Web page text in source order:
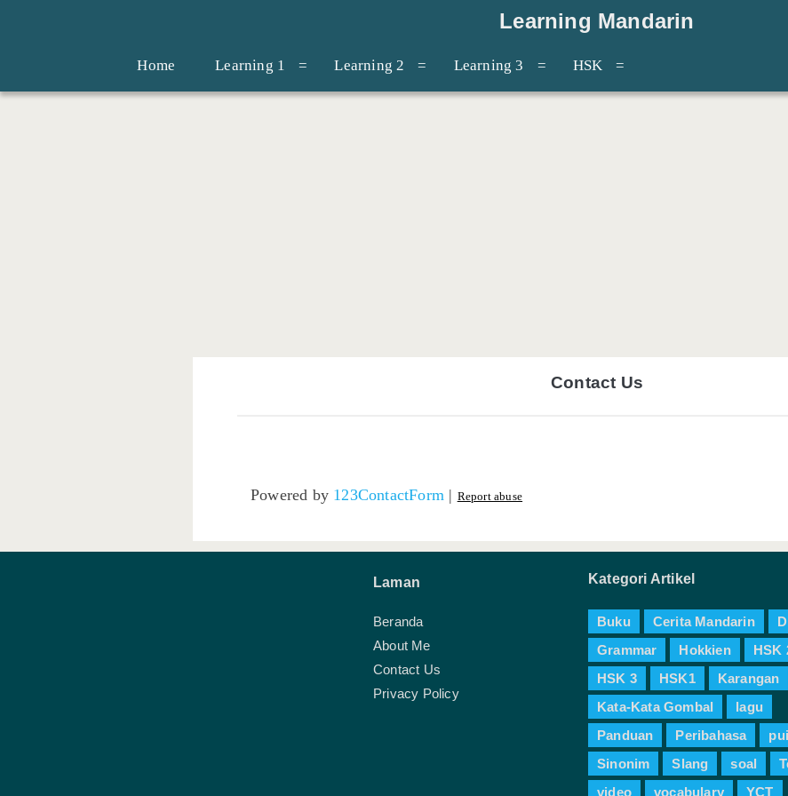
Learning Mandarin
Home Learning 1 Learning 2 Learning 3 HSK
Contact Us
Powered by 123ContactForm | Report abuse
Laman
Beranda
About Me
Contact Us
Privacy Policy
Kategori Artikel
Buku Cerita Mandarin
Grammar
Hokkien
HSK
HSK 3
HSK1
Karangan
Kata-Kata Gombal
lagu
Panduan
Peribahasa
Sinonim
Slang soal
video
vocabulary YCT